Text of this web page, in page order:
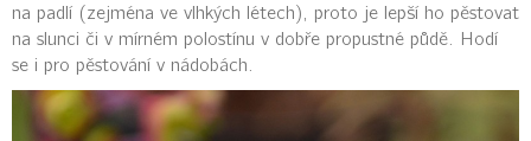
na padlí (zejména ve vlhkých létech), proto je lepší ho pěstovat
na slunci či v mírném polostínu v dobře propustné půdě. Hodí
se i pro pěstování v nádobách.